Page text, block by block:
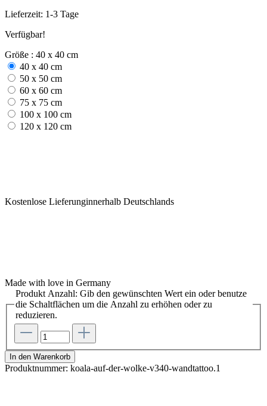
Lieferzeit: 1-3 Tage
Verfügbar!
Größe : 40 x 40 cm
40 x 40 cm
50 x 50 cm
60 x 60 cm
75 x 75 cm
100 x 100 cm
120 x 120 cm
Kostenlose Lieferunginnerhalb Deutschlands
Made with love in Germany
Produkt Anzahl: Gib den gewünschten Wert ein oder benutze
die Schaltflächen um die Anzahl zu erhöhen oder zu
reduzieren.
In den Warenkorb
Produktnummer: koala-auf-der-wolke-v340-wandtattoo.1